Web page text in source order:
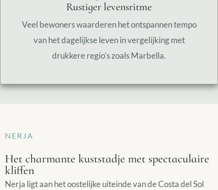
Rustiger levensritme
Veel bewoners waarderen het ontspannen tempo
van het dagelijkse leven in vergelijking met
drukkere regio’s zoals Marbella.
NERJA
Het charmante kuststadje met spectaculaire
kliffen
Nerja ligt aan het oostelijke uiteinde van de Costa del Sol